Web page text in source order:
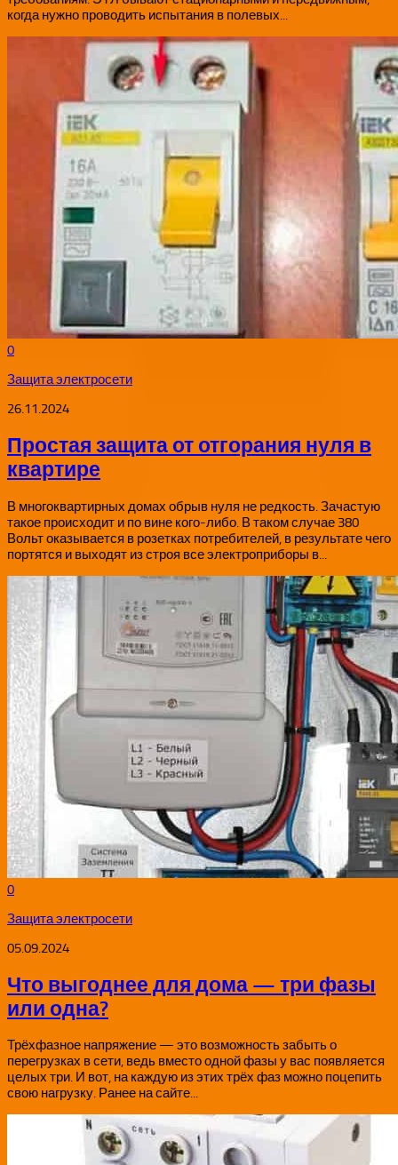
когда нужно проводить испытания в полевых...
0
Защита электросети
26.11.2024
Простая защита от отгорания нуля в
квартире
В многоквартирных домах обрыв нуля не редкость. Зачастую
такое происходит и по вине кого-либо. В таком случае 380
Вольт оказывается в розетках потребителей, в результате чего
портятся и выходят из строя все электроприборы в...
0
Защита электросети
05.09.2024
Что выгоднее для дома — три фазы
или одна?
Трёхфазное напряжение — это возможность забыть о
перегрузках в сети, ведь вместо одной фазы у вас появляется
целых три. И вот, на каждую из этих трёх фаз можно поцепить
свою нагрузку. Ранее на сайте...